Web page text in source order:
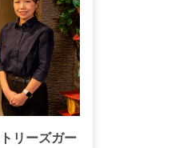
リーズガー